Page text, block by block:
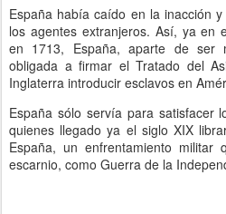
España había caído en la inacción
los agentes extranjeros. Así, ya en
en 1713, España, aparte de ser
obligada a firmar el Tratado del
Inglaterra introducir esclavos en
España sólo servía para satisfacer
quienes llegado ya el siglo XIX
España, un enfrentamiento militar
escarnio, como Guerra de la